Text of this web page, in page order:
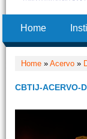
Home
Home » Acervo »
CBTIJ-ACERVO-